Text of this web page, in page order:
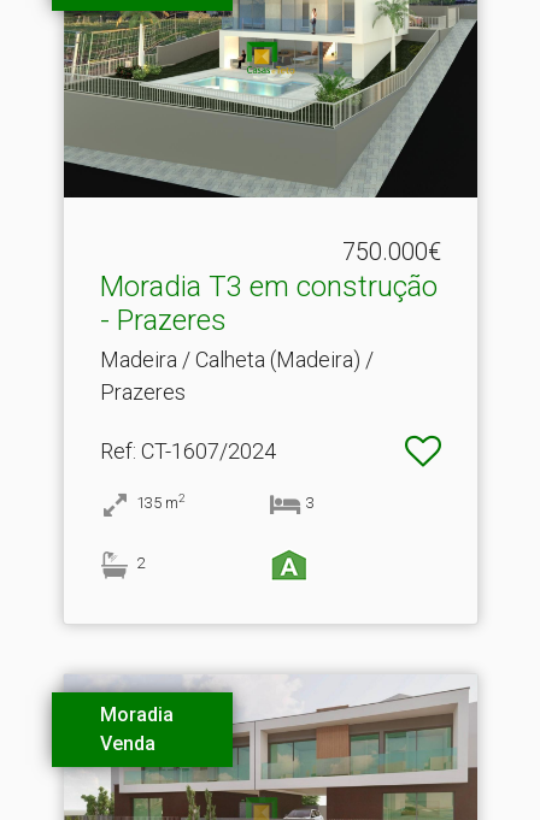
750.000€
Moradia T3 em construção
- Prazeres
Madeira / Calheta (Madeira) /
Prazeres
Ref: CT-1607/2024
135 m2 3
2
Moradia
Venda